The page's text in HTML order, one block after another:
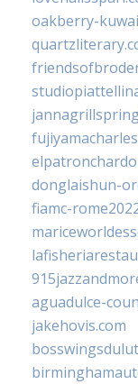
oakberry-
donglaishun-
fiamc-
aguadulce-
jakehovis.com